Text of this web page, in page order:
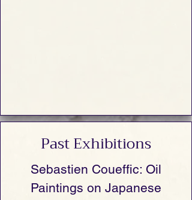
Past Exhibitions
Sebastien Coueffic: Oil
Paintings on Japanese